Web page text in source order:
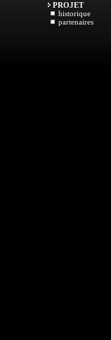
PROJET
historique
partenaires